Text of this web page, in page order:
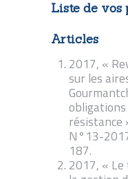
Liste de vos
Articles
2017, «
sur les
résistance
N°13-
187.
2017, « Le